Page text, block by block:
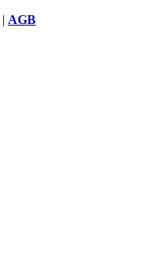
| AGB